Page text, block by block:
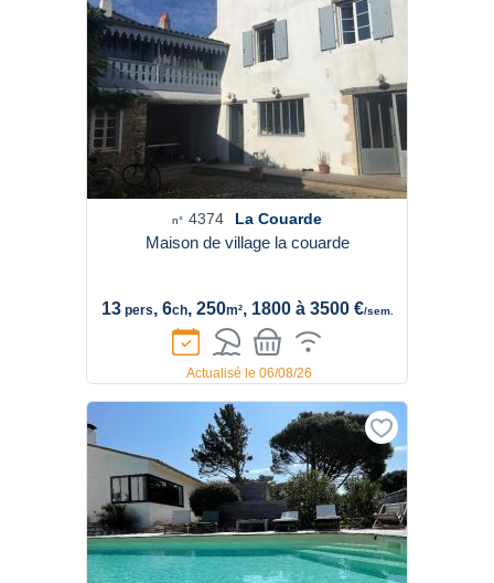
n° 4374 La Couarde
Maison de village la couarde
13pers, 6ch, 250m², 1800 à 3500 €/sem.
Actualisé le 06/08/26